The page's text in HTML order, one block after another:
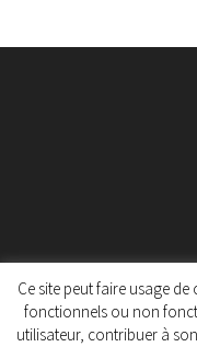
Ce site peut faire usage
fonctionnels ou non
utilisateur, contribuer à